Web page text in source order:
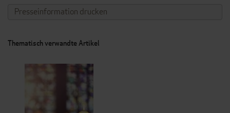
Presseinformation drucken
Thematisch verwandte Artikel